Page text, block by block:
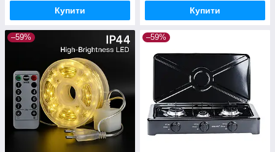
Купити Купити
–59% –59%